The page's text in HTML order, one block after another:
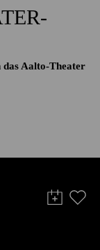
Aalto-Theater